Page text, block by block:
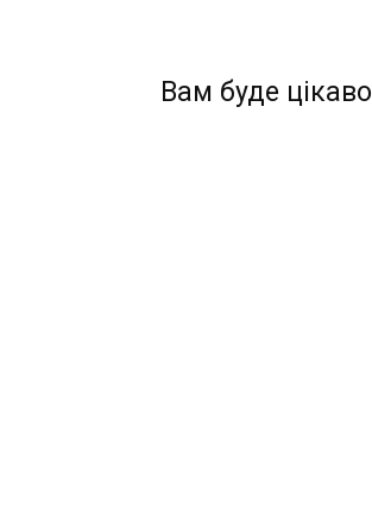
Вам буде цікаво